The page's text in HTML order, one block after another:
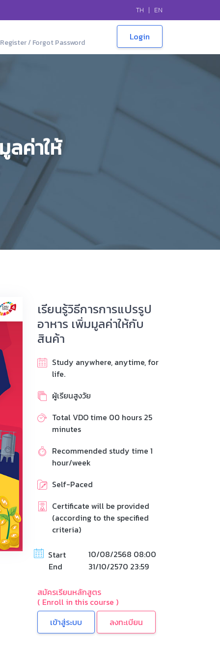
TH | EN
Register / Forgot Password
ลค่าให้
เรียนรู้วิธีการการแปรรูป
อาหาร เพิ่มมูลค่าให้กับ
สินค้า
Study anywhere, anytime, for
life.
ผู้เรียนสูงวัย
Total VDO time 00 hours 25
minutes
Recommended study time 1
hour/week
Self-Paced
Certificate will be provided
(according to the specified
criteria)
Start
10/08/2568 08:00
End
31/10/2570 23:59
สมัครเรียนหลักสูตร
( Enroll in this course )
ลงทะเบียน